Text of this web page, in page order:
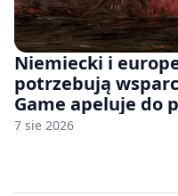
Niemiecki i
potrzebują
Game apeluje do
7 sie 2026